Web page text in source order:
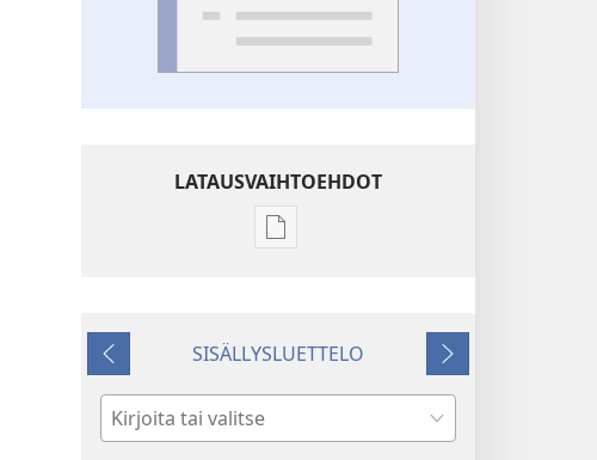
LATAUSVAIHTOEHDOT
Julkaisujen
Edellinen
SISÄLLYSLUETTELO
Seuraava
Hae